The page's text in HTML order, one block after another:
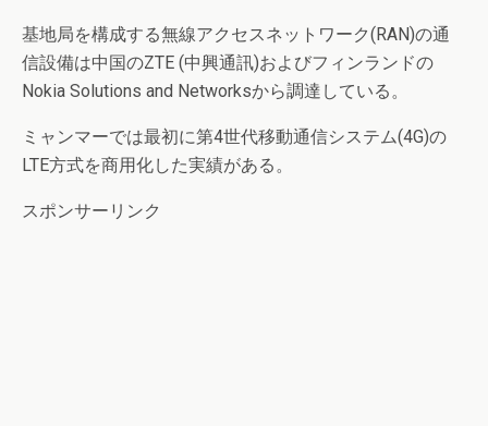
基地局を構成する無線アクセスネットワーク(RAN)の通
信設備は中国のZTE (中興通訊)およびフィンランドの
Nokia Solutions and Networksから調達している。
ミャンマーでは最初に第4世代移動通信システム(4G)の
LTE方式を商用化した実績がある。
スポンサーリンク